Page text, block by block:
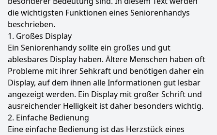
die wichtigsten Funktionen eines Seniorenhandys
beschrieben.
1. Großes Display
Ein Seniorenhandy sollte ein großes und gut
ablesbares Display haben. Ältere Menschen haben oft
Probleme mit ihrer Sehkraft und benötigen daher ein
Display, auf dem ihnen alle Informationen gut lesbar
angezeigt werden. Ein Display mit großer Schrift und
ausreichender Helligkeit ist daher besonders wichtig.
2. Einfache Bedienung
Eine einfache Bedienung ist das Herzstück eines